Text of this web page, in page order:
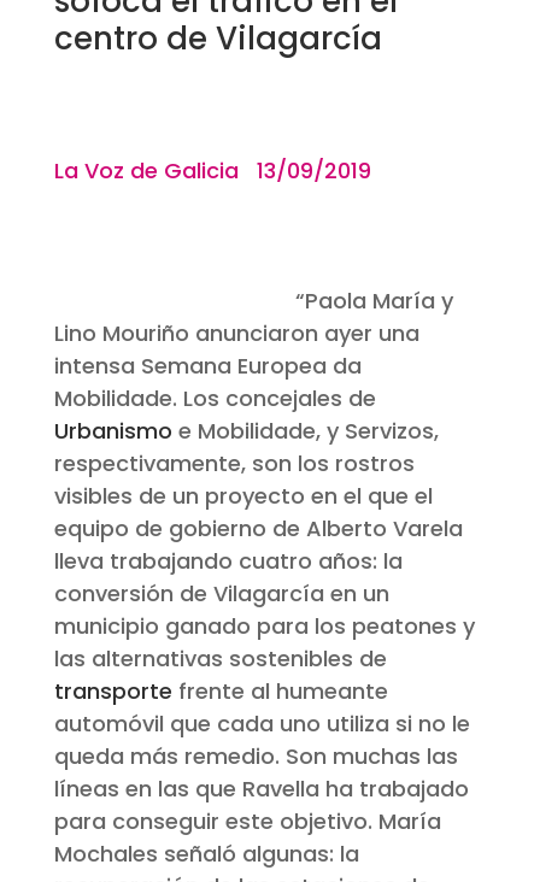
centro de Vilagarcía
La Voz de Galicia 13/09/2019
“Paola María y
Lino Mouriño anunciaron ayer una
intensa Semana Europea da
Mobilidade. Los concejales de
Urbanismo e Mobilidade, y Servizos,
respectivamente, son los rostros
visibles de un proyecto en el que el
equipo de gobierno de Alberto Varela
lleva trabajando cuatro años: la
conversión de Vilagarcía en un
municipio ganado para los peatones y
las alternativas sostenibles de
transporte frente al humeante
automóvil que cada uno utiliza si no le
queda más remedio. Son muchas las
líneas en las que Ravella ha trabajado
para conseguir este objetivo. María
Mochales señaló algunas: la